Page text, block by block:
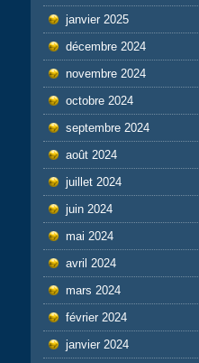
janvier 2025
décembre 2024
novembre 2024
octobre 2024
septembre 2024
août 2024
juillet 2024
juin 2024
mai 2024
avril 2024
mars 2024
février 2024
janvier 2024